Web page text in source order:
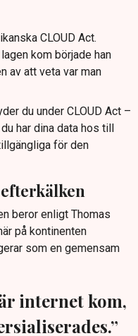
CLOUD Act.
kom började han
av att veta var man
du under CLOUD Act –
har dina data hos till
för den
efterkälken
beror enligt Thomas
på kontinenten
som en gemensam
internet kom,